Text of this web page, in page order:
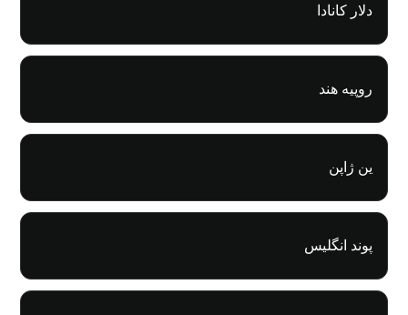
دلار کانادا
روپیه هند
ین ژاپن
پوند انگلیس